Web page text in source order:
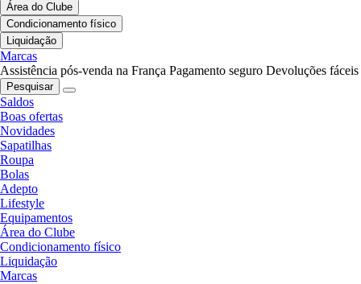
Área do Clube
Condicionamento físico
Liquidação
Marcas
Assistência pós-venda na França Pagamento seguro Devoluções fáceis
Pesquisar
Saldos
Boas ofertas
Novidades
Sapatilhas
Roupa
Bolas
Adepto
Lifestyle
Equipamentos
Área do Clube
Condicionamento físico
Liquidação
Marcas